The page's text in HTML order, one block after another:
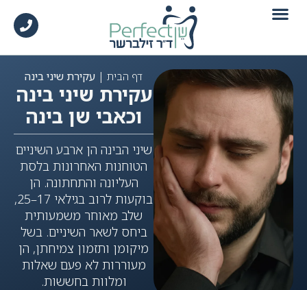
לתוכן
דף הבית | עקירת שיני בינה
עקירת שיני בינה
וכאבי שן בינה
שיני הבינה הן ארבע השיניים
הטוחנות האחרונות בלסת
העליונה והתחתונה. הן
בוקעות לרוב בגילאי 17–25,
שלב מאוחר משמעותית
ביחס לשאר השיניים. בשל
מיקומן ותזמון צמיחתן, הן
מעוררות לא פעם שאלות
ומלוות בחששות.